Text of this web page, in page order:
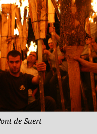
de Suert